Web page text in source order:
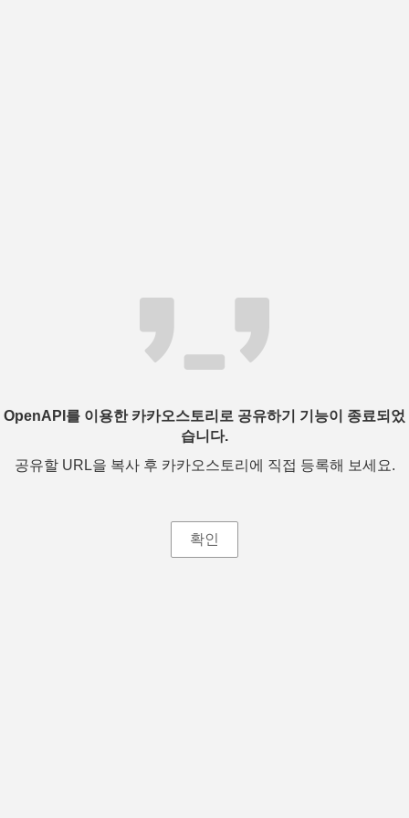
OpenAPI를 이용한 카카오스토리로 공유하기 기능이 종료되었
습니다.
공유할 URL을 복사 후 카카오스토리에 직접 등록해 보세요.
확인